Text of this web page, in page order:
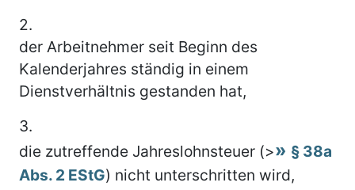
2.
der Arbeitnehmer seit Beginn des
Kalenderjahres ständig in einem
Dienstverhältnis gestanden hat,
3.
die zutreffende Jahreslohnsteuer (>
§ 38a
Abs. 2 EStG) nicht unterschritten wird,